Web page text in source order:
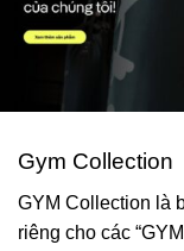
Gym Collection
GYM Collection là
riêng cho các